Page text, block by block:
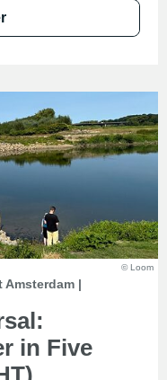
© Loom
Amsterdam |
in Five